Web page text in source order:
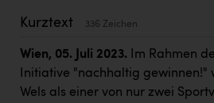
IFE Austria GmbH
Immotech
INTERSPAR
Kurztext 336 Zeichen
Wien, 05. Juli 2023.
Im Rahmen
Initiative "nachhaltig gewinnen!"
Wels als einer von nur zwei